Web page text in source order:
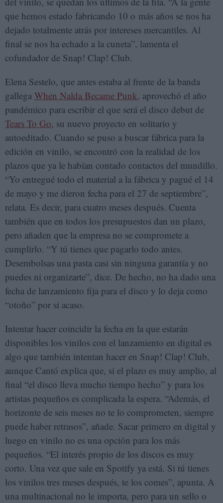
que hemos estado fabricando 10 o más años se nos ha
dejado totalmente atrás por intereses mercantiles. Al
final se nos ha echado a la cuneta”, lamenta el
cofundador de Snap! Clap! Club.
Elena Sestelo, que antes estaba al frente de la banda
gallega When Nalda Became Punk, aprovechó el año
pandémico para escribir el que será el disco debut de
Tears To Go, su nuevo proyecto en solitario y
autoeditado. Cuando se puso a buscar fábrica para la
edición en vinilo, se encontró con la realidad de los
plazos que ya le habían contado contactos del mundillo.
“Yo entregué todo el material a la fábrica y pagué el 14
de mayo y me dieron fecha para el 27 de septiembre”,
relata. Es decir, para cuatro meses después. Cuenta
también que en todos los presupuestos dan un plazo,
pero añaden que la empresa no se compromete a
cumplirlo. “Y tú tienes que pagarlo todo antes.
Desembolsas una pasta casi sin ninguna garantía y no
puedes ni organizarte”, dice. De hecho, no ha dado una
fecha de lanzamiento fija para el disco y lo deja como
“otoño” por si acaso.
Intentar hacer coincidir la fecha en la que estarán
disponibles los vinilos con el lanzamiento en digital es
algo que también intentan hacer en Snap! Clap! Club,
aunque Cantó explica que, si el plazo es muy amplio, al
final “el disco lleva mucho tiempo hecho” y para los
artistas pequeños es complicada la espera. “Además, el
horizonte de seis meses no te lo comprometen, siempre
puede haber retrasos”, añade. Sacar primero en digital y
luego en vinilo no es una opción para los más
pequeños. “El interés propio de los discos es muy
corto. Una vez que sale en Spotify ya está. Si tú tienes
los vinilos tres meses después, te los comes”, apunta. A
una multinacional no le importa, pero para un sello o